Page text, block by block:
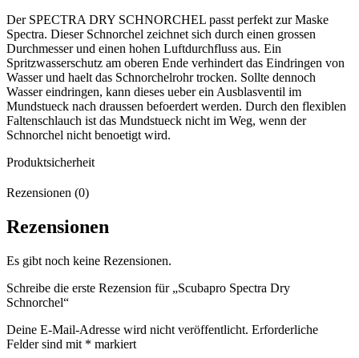
Der SPECTRA DRY SCHNORCHEL passt perfekt zur Maske
Spectra. Dieser Schnorchel zeichnet sich durch einen grossen
Durchmesser und einen hohen Luftdurchfluss aus. Ein
Spritzwasserschutz am oberen Ende verhindert das Eindringen von
Wasser und haelt das Schnorchelrohr trocken. Sollte dennoch
Wasser eindringen, kann dieses ueber ein Ausblasventil im
Mundstueck nach draussen befoerdert werden. Durch den flexiblen
Faltenschlauch ist das Mundstueck nicht im Weg, wenn der
Schnorchel nicht benoetigt wird.
Produktsicherheit
Rezensionen (0)
Rezensionen
Es gibt noch keine Rezensionen.
Schreibe die erste Rezension für „Scubapro Spectra Dry
Schnorchel“
Deine E-Mail-Adresse wird nicht veröffentlicht. Erforderliche
Felder sind mit * markiert